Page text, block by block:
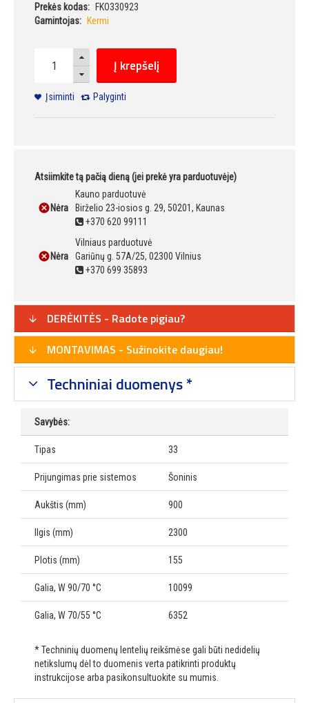
Prekės kodas:
FKO330923
Gamintojas:
Kermi
Į krepšelį
Įsiminti Palyginti
Atsiimkite tą pačią dieną (jei prekė yra parduotuvėje)
Nėra
Kauno parduotuvė
Birželio 23-iosios g. 29, 50201, Kaunas
+370 620 99111
Nėra
Vilniaus parduotuvė
Gariūnų g. 57A/25, 02300 Vilnius
+370 699 35893
DERĖKITĖS - Radote pigiau?
MONTAVIMAS - Sužinokite daugiau!
Techniniai duomenys *
Savybės:
Tipas 33
Prijungimas prie sistemos Šoninis
Aukštis (mm) 900
Ilgis (mm) 2300
Plotis (mm) 155
Galia, W 90/70 °C 10099
Galia, W 70/55 °C 6352
* Techninių duomenų lentelių reikšmėse gali būti nedidelių
netikslumų dėl to duomenis verta patikrinti produktų
instrukcijose arba pasikonsultuokite su mumis.